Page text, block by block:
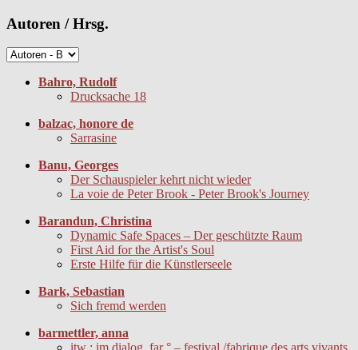
Autoren / Hrsg.
Bahro, Rudolf
Drucksache 18
balzac, honore de
Sarrasine
Banu, Georges
Der Schauspieler kehrt nicht wieder
La voie de Peter Brook - Peter Brook's Journey
Barandun, Christina
Dynamic Safe Spaces – Der geschützte Raum
First Aid for the Artist's Soul
Erste Hilfe für die Künstlerseele
Bark, Sebastian
Sich fremd werden
barmettler, anna